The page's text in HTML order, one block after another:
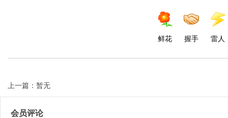
鲜花 握手 雷人
上一篇：暂无
会员评论